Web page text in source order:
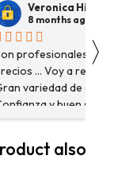
Veronica Hidalgo
8 months ago
profesionales ,
... Voy a repetir
variedad de
y buen servicio.
〉
also